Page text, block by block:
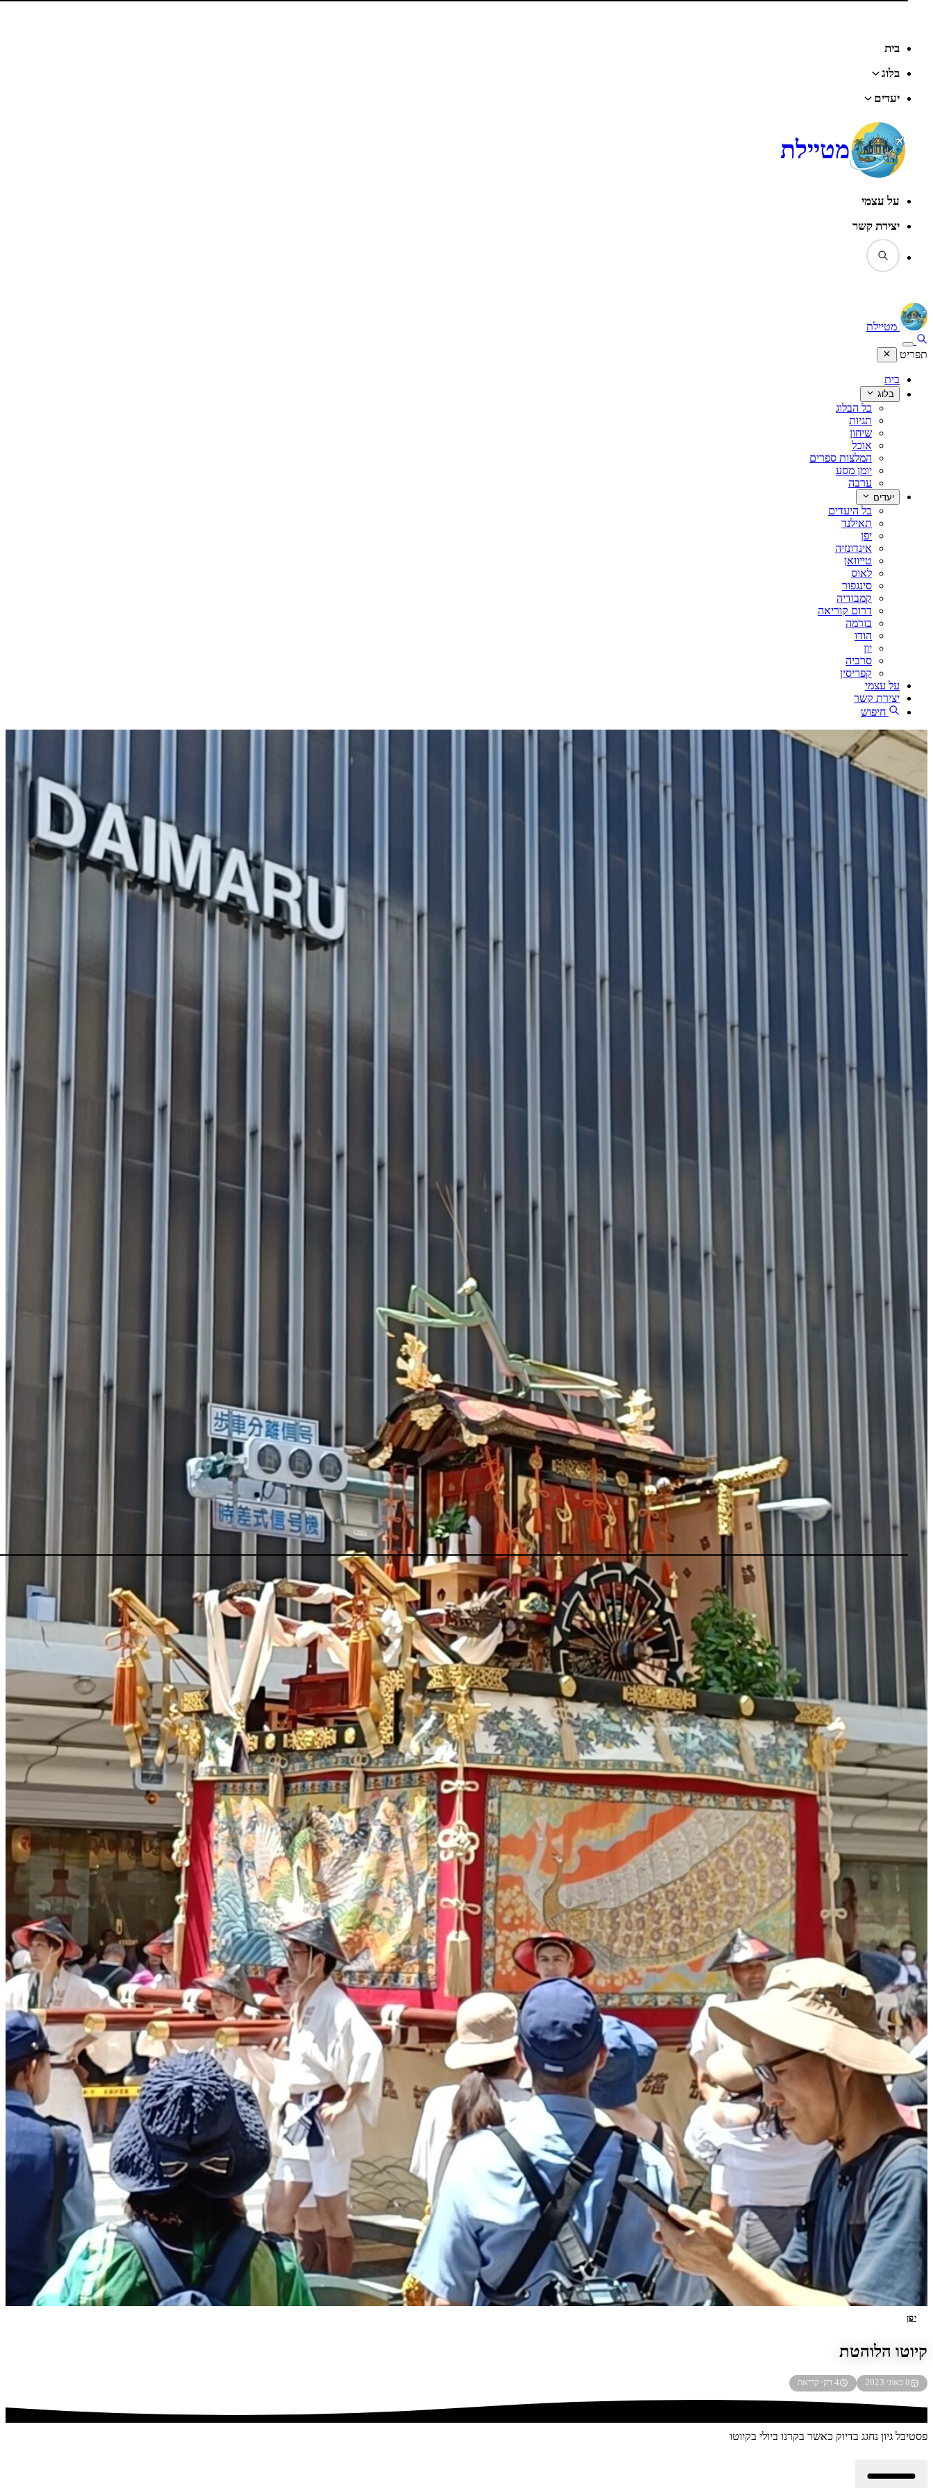
בית
בלוג
יעדים
מטיילת
על עצמי
יצירת קשר
מטיילת
תפריט
בית
בלוג
כל הבלוג
תגיות
שיחון
אוכל
המלצות ספרים
יומן מסע
ערבה
יעדים
כל היעדים
תאילנד
יפן
אינדונזיה
טייוואן
לאוס
סינגפור
קמבודיה
דרום קוריאה
בורמה
הודו
יון
סרביה
קפריסין
על עצמי
יצירת קשר
חיפוש
יפן
קיוטו הלוהטת
8 באוג׳ 2023 4 דק׳ קריאה
פסטיבל גיון נחגג בדיוק כאשר בקרנו ביולי בקיוטו